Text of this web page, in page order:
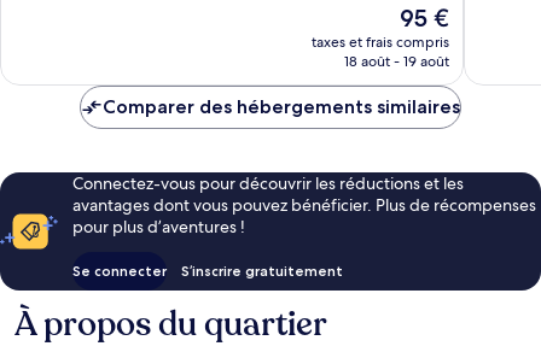
Le
nouveau
prix
de
95 €
taxes et frais compris
18 août - 19 août
Comparer des hébergements similaires
Connectez-vous pour découvrir les réductions et les
avantages dont vous pouvez bénéficier. Plus de récompenses
pour plus d’aventures !
Se connecter S’inscrire gratuitement
À propos du quartier